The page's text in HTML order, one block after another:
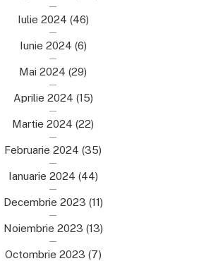
Iulie 2024 (46)
Iunie 2024 (6)
Mai 2024 (29)
Aprilie 2024 (15)
Martie 2024 (22)
Februarie 2024 (35)
Ianuarie 2024 (44)
Decembrie 2023 (11)
Noiembrie 2023 (13)
Octombrie 2023 (7)